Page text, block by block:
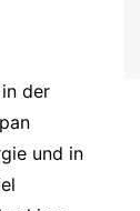
der
und in